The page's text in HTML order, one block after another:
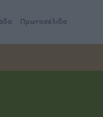
Πρωτοσέλιδα